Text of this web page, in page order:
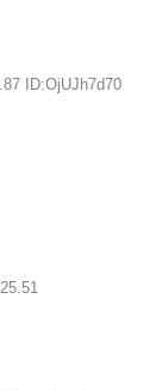
ID:OjUJh7d70